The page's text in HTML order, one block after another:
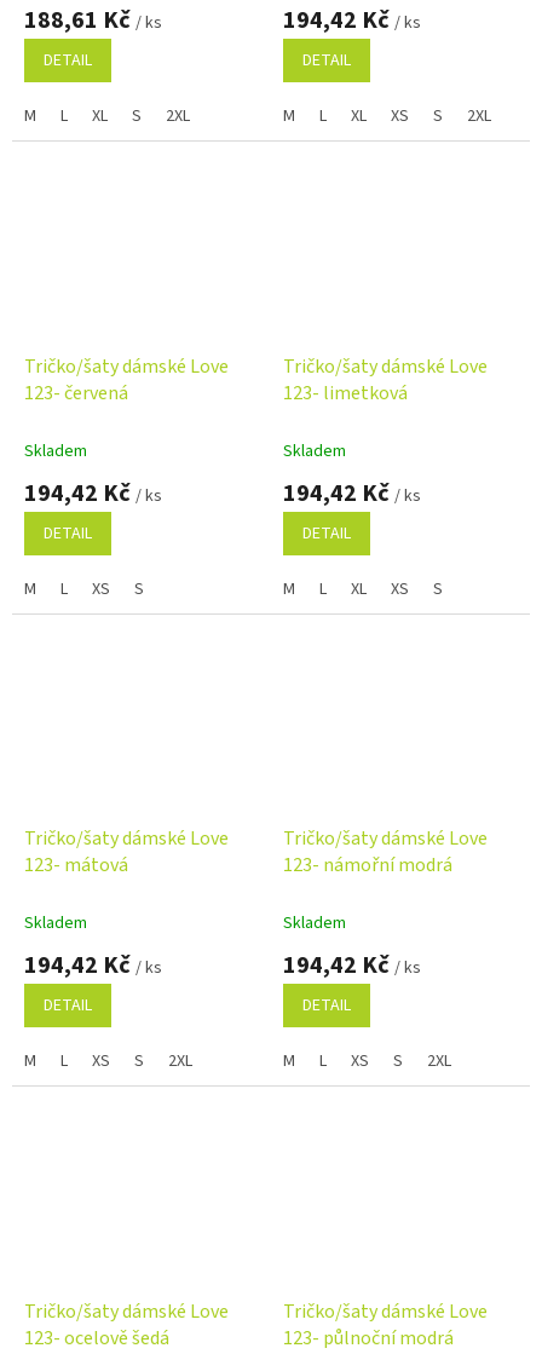
188,61 Kč / ks
DETAIL
M L XL S 2XL
194,42 Kč / ks
DETAIL
M L XL XS S 2XL
Tričko/šaty dámské Love
123- červená
Skladem
194,42 Kč / ks
DETAIL
M L XS S
Tričko/šaty dámské Love
123- limetková
Skladem
194,42 Kč / ks
DETAIL
M L XL XS S
Tričko/šaty dámské Love
123- mátová
Skladem
194,42 Kč / ks
DETAIL
M L XS S 2XL
Tričko/šaty dámské Love
123- námořní modrá
Skladem
194,42 Kč / ks
DETAIL
M L XS S 2XL
Tričko/šaty dámské Love
123- ocelově šedá
Tričko/šaty dámské Love
123- půlnoční modrá